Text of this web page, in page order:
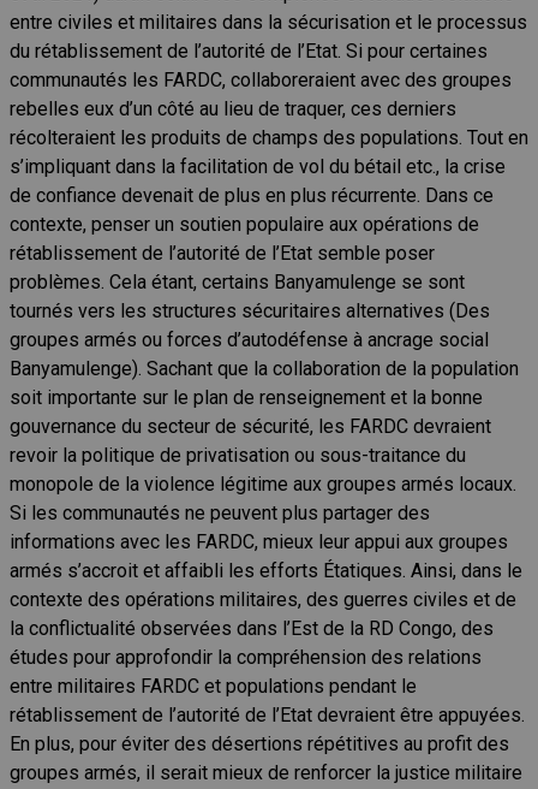
entre civiles et militaires dans la sécurisation et le processus
du rétablissement de l’autorité de l’Etat. Si pour certaines
communautés les FARDC, collaboreraient avec des groupes
rebelles eux d’un côté au lieu de traquer, ces derniers
récolteraient les produits de champs des populations. Tout en
s’impliquant dans la facilitation de vol du bétail etc., la crise
de confiance devenait de plus en plus récurrente. Dans ce
contexte, penser un soutien populaire aux opérations de
rétablissement de l’autorité de l’Etat semble poser
problèmes. Cela étant, certains Banyamulenge se sont
tournés vers les structures sécuritaires alternatives (Des
groupes armés ou forces d’autodéfense à ancrage social
Banyamulenge). Sachant que la collaboration de la population
soit importante sur le plan de renseignement et la bonne
gouvernance du secteur de sécurité, les FARDC devraient
revoir la politique de privatisation ou sous-traitance du
monopole de la violence légitime aux groupes armés locaux.
Si les communautés ne peuvent plus partager des
informations avec les FARDC, mieux leur appui aux groupes
armés s’accroit et affaibli les efforts Étatiques. Ainsi, dans le
contexte des opérations militaires, des guerres civiles et de
la conflictualité observées dans l’Est de la RD Congo, des
études pour approfondir la compréhension des relations
entre militaires FARDC et populations pendant le
rétablissement de l’autorité de l’Etat devraient être appuyées.
En plus, pour éviter des désertions répétitives au profit des
groupes armés, il serait mieux de renforcer la justice militaire